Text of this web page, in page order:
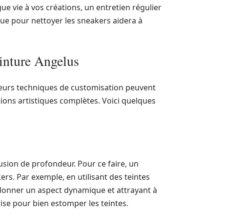
vie à vos créations, un entretien régulier
pour nettoyer les sneakers aidera à
Angelus
techniques de customisation peuvent
artistiques complètes. Voici quelques
de profondeur. Pour ce faire, un
Par exemple, en utilisant des teintes
un aspect dynamique et attrayant à
pour bien estomper les teintes.